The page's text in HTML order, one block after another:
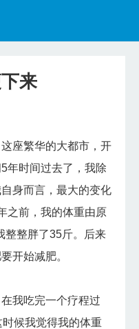
来
座繁华的大都市，开
年时间过去了，我除
身而言，最大的变化
之前，我的体重由原
整整胖了35斤。后来
开始减肥。
我吃完一个疗程过
候我觉得我的体重